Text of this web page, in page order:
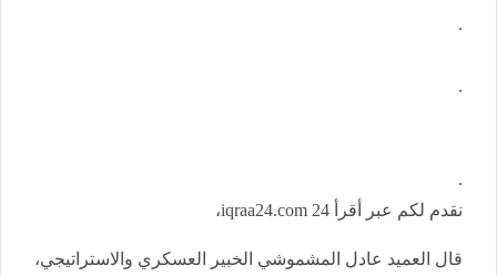
.
.
.
نقدم لكم عبر أقرأ 24 iqraa24.com،
قال العميد عادل المشموشي الخبير العسكري والاستراتيجي،